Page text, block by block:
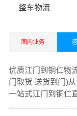
#江门货运
整车物流
国内业务
优质江门到铜仁物
门取货 送货到门)
一站式江门到铜仁